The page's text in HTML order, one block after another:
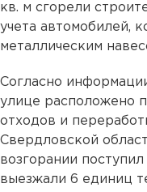
кв. м сгорели
учета автомобилей,
металлическим
Согласно
улице расположено
отходов и
Свердловской
возгорании
выезжали 6 единиц